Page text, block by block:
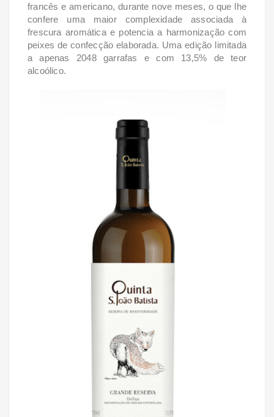
francês e americano, durante nove meses, o que lhe
confere uma maior complexidade associada à
frescura aromática e potencia a harmonização com
peixes de confecção elaborada. Uma edição limitada
a apenas 2048 garrafas e com 13,5% de teor
alcoólico.